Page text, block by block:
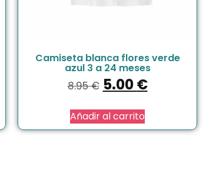
Camiseta blanca flores verde
azul 3 a 24 meses
8.95€ 5.00€
Añadir al carrito